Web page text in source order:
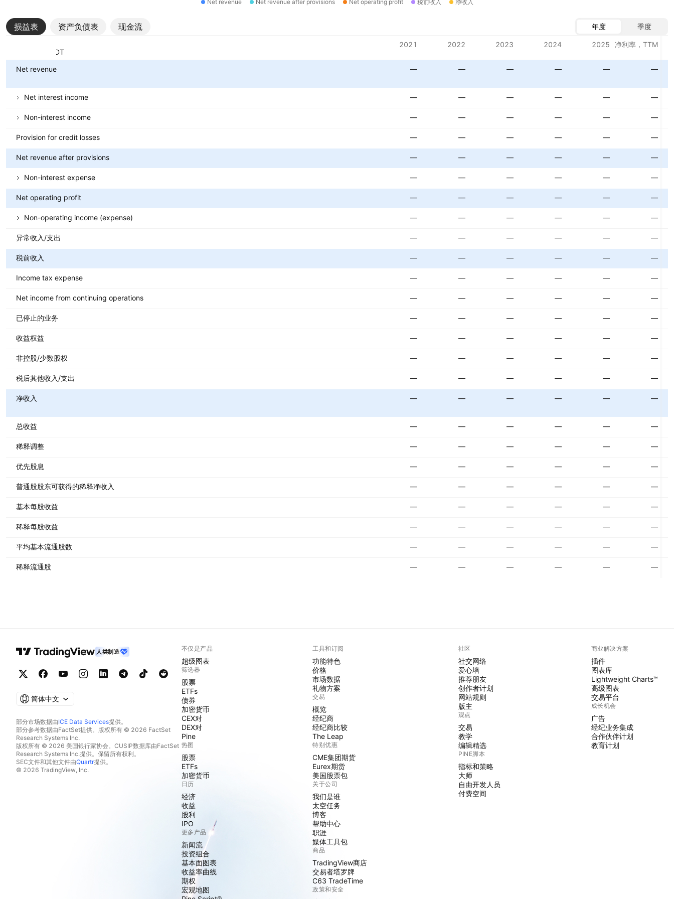
Net revenue Net revenue after provisions Net operating profit 税前收入 净收入
损益表 资产负债表 现金流 年度
季度
货币：BDT
2021 2022 2023 2024 2025 净利率，TTM
Net revenue — — — — — —
Net interest income — — — — — —
Non-interest income — — — — — —
Provision for credit losses — — — — — —
Net revenue after provisions — — — — — —
Non-interest expense — — — — — —
Net operating profit — — — — — —
Non-operating income (expense) — — — — — —
异常收入/支出 — — — — — —
税前收入 — — — — — —
Income tax expense — — — — — —
Net income from continuing operations — — — — — —
已停止的业务 — — — — — —
收益权益 — — — — — —
非控股/少数股权 — — — — — —
税后其他收入/支出 — — — — — —
净收入 — — — — — —
总收益 — — — — — —
稀释调整 — — — — — —
优先股息 — — — — — —
普通股股东可获得的稀释净收入 — — — — — —
基本每股收益 — — — — — —
稀释每股收益 — — — — — —
平均基本流通股数 — — — — — —
稀释流通股 — — — — — —
人类制造
简体中文
部分市场数据由ICE Data Services提供。
部分参考数据由FactSet提供。版权所有 © 2026 FactSet
Research Systems Inc.
版权所有 © 2026 美国银行家协会。CUSIP数据库由FactSet
Research Systems Inc.提供。保留所有权利。
SEC文件和其他文件由Quartr提供。
© 2026 TradingView, Inc.
不仅是产品
超级图表
筛选器
股票
ETFs
债券
加密货币
CEX对
DEX对
Pine
热图
股票
ETFs
加密货币
日历
经济
收益
股利
IPO
更多产品
新闻流
投资组合
基本面图表
收益率曲线
期权
宏观地图
工具和订阅
功能特色
价格
市场数据
礼物方案
交易
概览
经纪商
经纪商比较
The Leap
特别优惠
CME集团期货
Eurex期货
美国股票包
关于公司
我们是谁
太空任务
博客
帮助中心
职涯
媒体工具包
商品
TradingView商店
交易者塔罗牌
C63 TradeTime
政策和安全
社区
社交网络
爱心墙
推荐朋友
创作者计划
网站规则
版主
观点
交易
教学
编辑精选
PINE脚本
指标和策略
大师
自由开发人员
付费空间
商业解决方案
插件
图表库
Lightweight Charts™
高级图表
交易平台
成长机会
广告
经纪业务集成
合作伙伴计划
教育计划